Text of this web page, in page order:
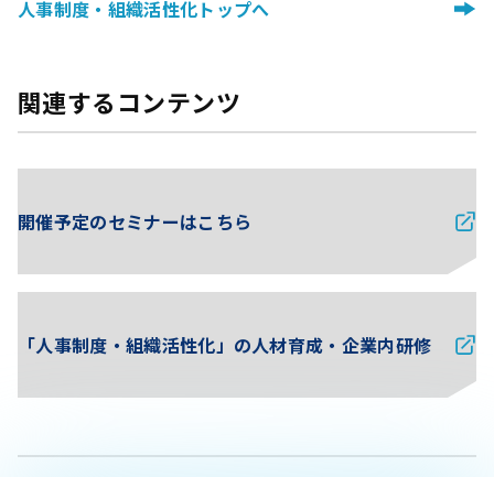
人事制度・組織活性化トップへ
関連するコンテンツ
開催予定のセミナーはこちら
「人事制度・組織活性化」の人材育成・企業内研修